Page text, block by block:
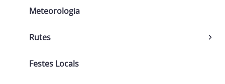
Meteorologia
Rutes
Festes Locals